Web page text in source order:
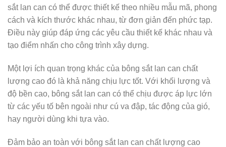
sắt lan can có thể được thiết kế theo nhiều mẫu mã, phong
cách và kích thước khác nhau, từ đơn giản đến phức tạp.
Điều này giúp đáp ứng các yêu cầu thiết kế khác nhau và
tạo điểm nhấn cho công trình xây dựng.
Một lợi ích quan trọng khác của bông sắt lan can chất
lượng cao đó là khả năng chịu lực tốt. Với khối lượng và
độ bền cao, bông sắt lan can có thể chịu được áp lực lớn
từ các yếu tố bên ngoài như cú va đập, tác động của gió,
hay người dùng khi tựa vào.
Đảm bảo an toàn với bông sắt lan can chất lượng cao